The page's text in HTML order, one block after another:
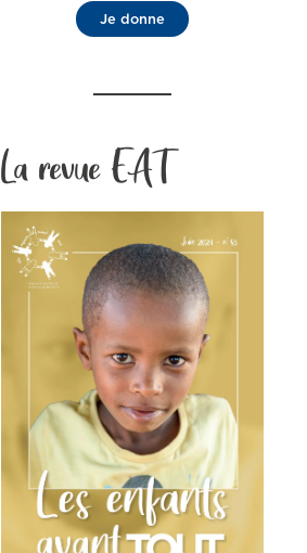
Je donne
La revue EAT